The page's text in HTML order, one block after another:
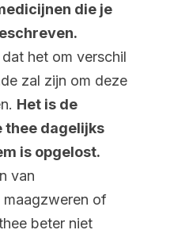
die je
het om verschil
zal zijn om deze
Het is de
thee dagelijks
is opgelost.
van
maagzweren of
beter niet